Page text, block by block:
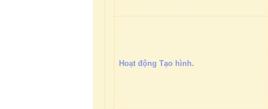
Hoạt động Tạo hình.